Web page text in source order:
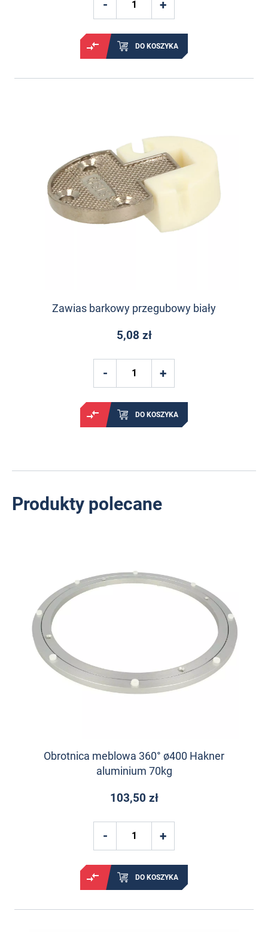
DO KOSZYKA
Zawias barkowy przegubowy biały
5,08 zł
DO KOSZYKA
Produkty polecane
Obrotnica meblowa 360° ø400 Hakner
aluminium 70kg
103,50 zł
DO KOSZYKA